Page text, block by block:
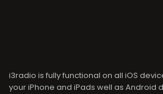
i3radio is fully functional on all iOS
your iPhone and iPads well as Android